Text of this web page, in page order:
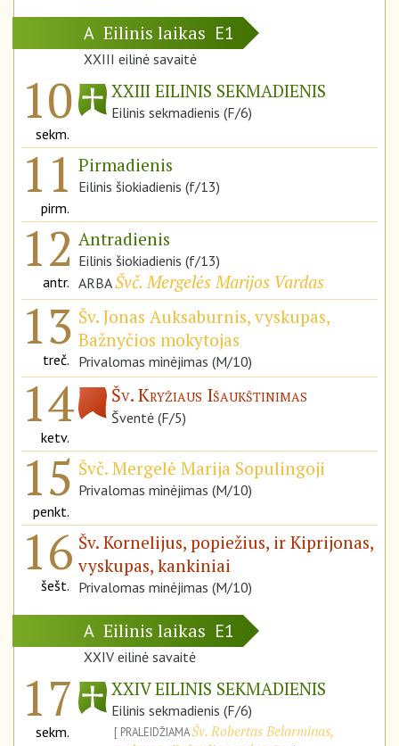
A Eilinis laikas E1
XXIII eilinė savaitė
10
sekm.
XXIII EILINIS SEKMADIENIS
Eilinis sekmadienis (F/6)
11
pirm.
Pirmadienis
Eilinis šiokiadienis (f/13)
12
antr.
Antradienis
Eilinis šiokiadienis (f/13)
ARBAŠvč. Mergelės Marijos Vardas
13
treč.
Šv. Jonas Auksaburnis, vyskupas,
Bažnyčios mokytojas
Privalomas minėjimas (M/10)
14
ketv.
Šv. Kryžiaus Išaukštinimas
Šventė (F/5)
15
penkt.
Švč. Mergelė Marija Sopulingoji
Privalomas minėjimas (M/10)
16
šešt.
Šv. Kornelijus, popiežius, ir Kiprijonas,
vyskupas, kankiniai
Privalomas minėjimas (M/10)
A Eilinis laikas E1
XXIV eilinė savaitė
17
sekm.
XXIV EILINIS SEKMADIENIS
Eilinis sekmadienis (F/6)
PRALEIDŽIAMAŠv. Robertas Belarminas,